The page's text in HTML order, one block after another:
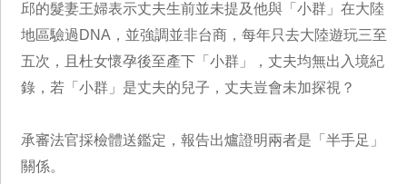
邱的髮妻王婦表示丈夫生前並未提及他與「小群」在大陸
地區驗過DNA，並強調並非台商，每年只去大陸遊玩三至
五次，且杜女懷孕後至產下「小群」，丈夫均無出入境紀
錄，若「小群」是丈夫的兒子，丈夫豈會未加探視？
承審法官採檢體送鑑定，報告出爐證明兩者是「半手足」
關係。